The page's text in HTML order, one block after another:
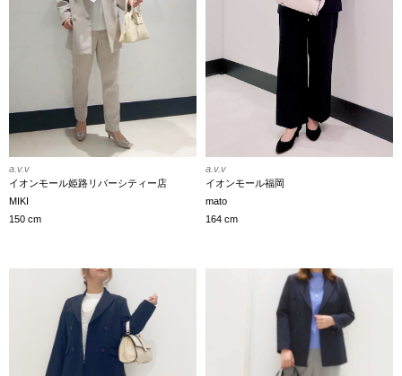
a.v.v
イオンモール姫路リバーシティー店
MIKI
150 cm
a.v.v
イオンモール福岡
mato
164 cm